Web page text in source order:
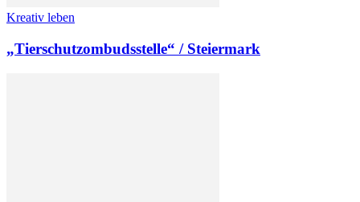
Kreativ leben
„Tierschutzombudsstelle“ / Steiermark